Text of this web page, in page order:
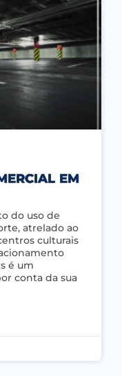
EM
do uso de
atrelado ao
culturais
é um
conta da sua